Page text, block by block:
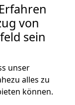
von
sein
unser
alles zu
können.